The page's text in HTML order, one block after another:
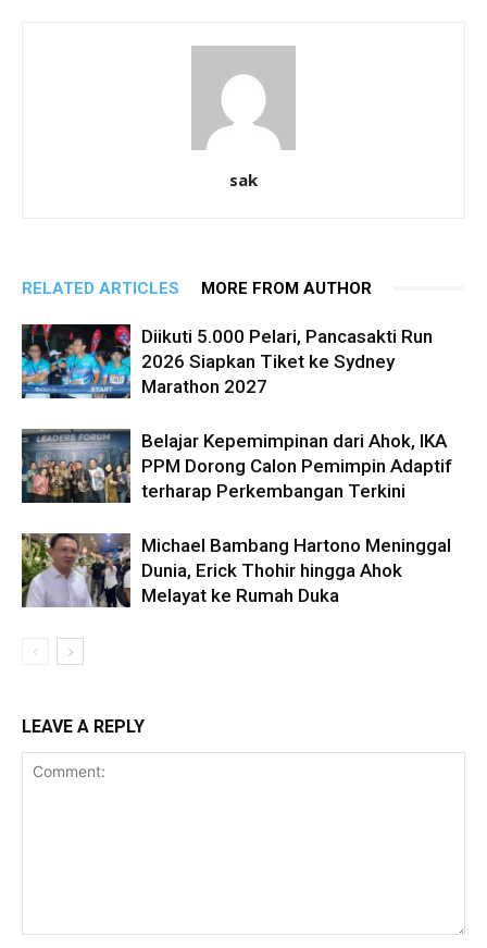
sak
RELATED ARTICLES MORE FROM AUTHOR
Diikuti 5.000 Pelari, Pancasakti Run
2026 Siapkan Tiket ke Sydney
Marathon 2027
Belajar Kepemimpinan dari Ahok, IKA
PPM Dorong Calon Pemimpin Adaptif
terharap Perkembangan Terkini
Michael Bambang Hartono Meninggal
Dunia, Erick Thohir hingga Ahok
Melayat ke Rumah Duka
LEAVE A REPLY